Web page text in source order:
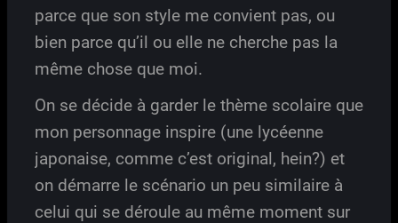
parce que son style me convient pas, ou
bien parce qu’il ou elle ne cherche pas la
même chose que moi.
On se décide à garder le thème scolaire que
mon personnage inspire (une lycéenne
japonaise, comme c’est original, hein?) et
on démarre le scénario un peu similaire à
celui qui se déroule au même moment sur